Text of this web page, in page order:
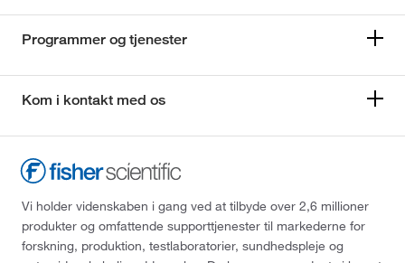
Programmer og tjenester
Kom i kontakt med os
Vi holder videnskaben i gang ved at tilbyde over 2,6 millioner
produkter og omfattende supporttjenester til markederne for
forskning, produktion, testlaboratorier, sundhedspleje og